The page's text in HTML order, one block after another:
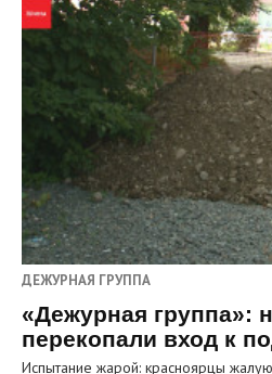
ДЕЖУРНАЯ ГРУППА
«Дежурная группа»:
перекопали вход к
Испытание жарой: красноярцы